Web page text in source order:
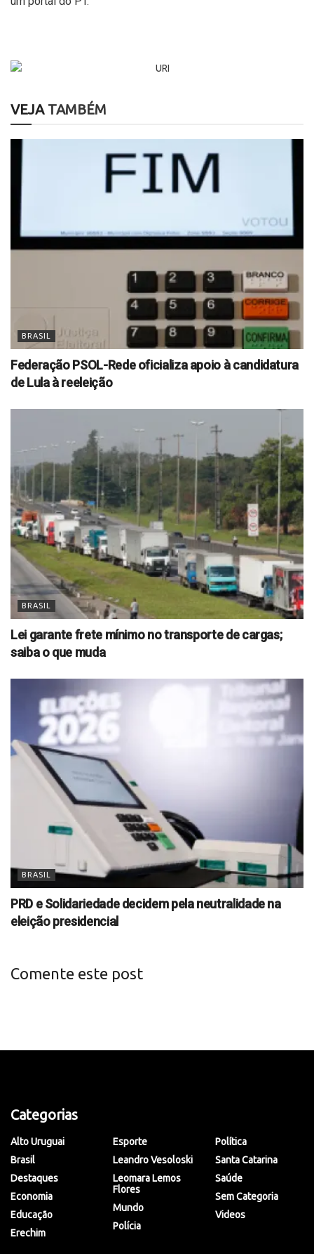
VEJATAMBÉM
BRASIL
Federação PSOL-Rede oficializa apoio à candidatura
de Lula à reeleição
BRASIL
Lei garante frete mínimo no transporte de cargas;
saiba o que muda
BRASIL
PRD e Solidariedade decidem pela neutralidade na
eleição presidencial
Comente este post
Categorias
Alto Uruguai
Brasil
Destaques
Economia
Educação
Erechim
Esporte
Leandro Vesoloski
Leomara Lemos
Flores
Mundo
Polícia
Política
Santa Catarina
Saúde
Sem Categoria
Videos